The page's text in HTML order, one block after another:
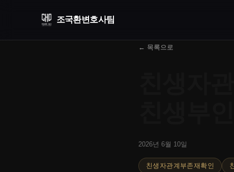
조국환변호사팀
← 목록으로
2026년 6월 10일
친생자관계부존재확인